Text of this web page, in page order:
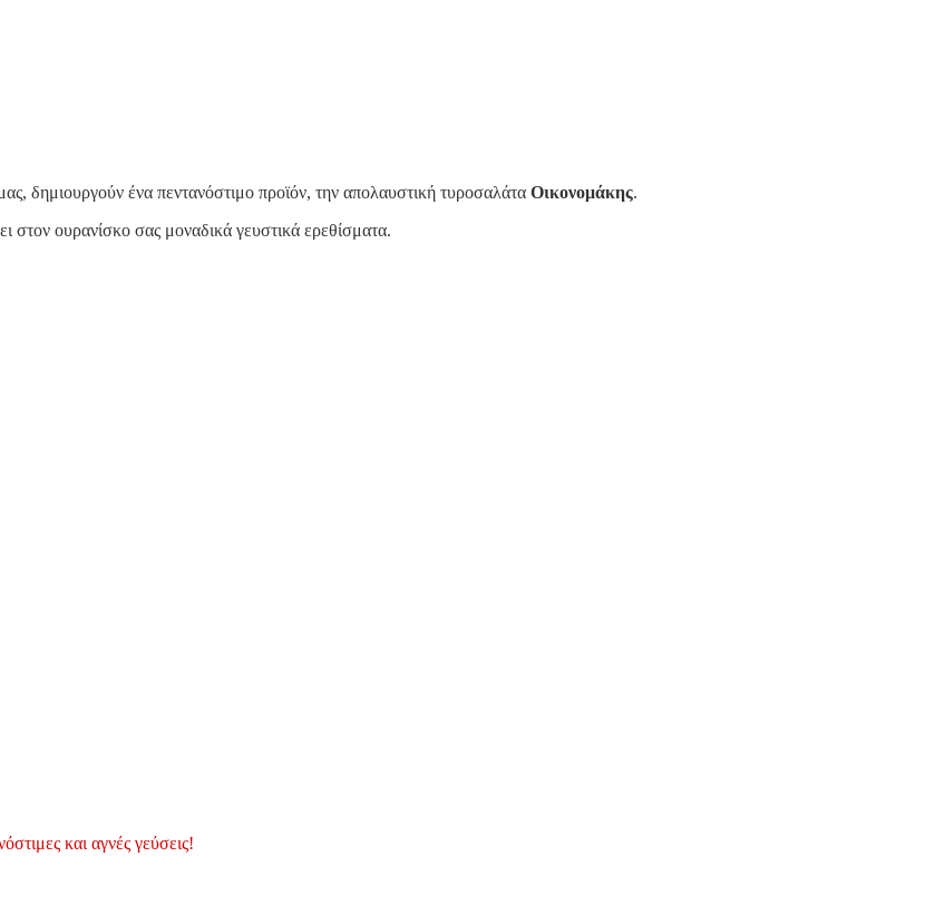
δημιουργούν ένα πεντανόστιμο προϊόν, την απολαυστική τυροσαλάτα Οικονομάκης.
στον ουρανίσκο σας μοναδικά γευστικά ερεθίσματα.
και αγνές γεύσεις!